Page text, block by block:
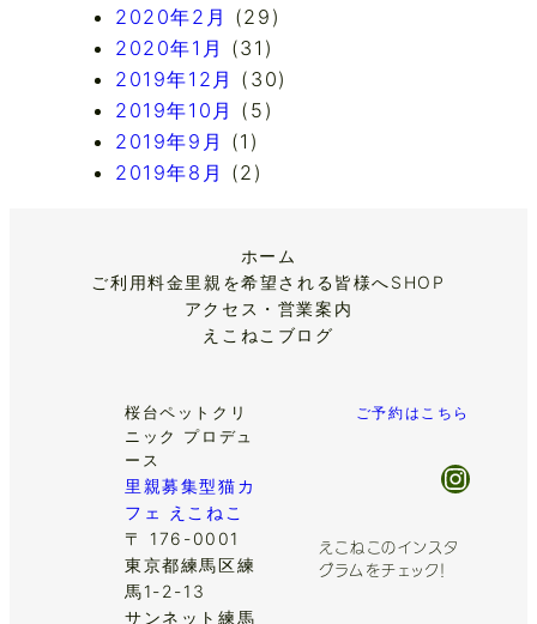
2020年2月 (29)
2020年1月 (31)
2019年12月 (30)
2019年10月 (5)
2019年9月 (1)
2019年8月 (2)
ホーム
ご利用料金里親を希望される皆様へSHOP
アクセス・営業案内
えこねこブログ
桜台ペットクリ
ニック プロデュ
ース
里親募集型猫カ
フェ えこねこ
〒 176-0001
東京都練馬区練
馬1-2-13
サンネット練馬
ご予約はこちら
えこねこのインスタ
グラムをチェック！